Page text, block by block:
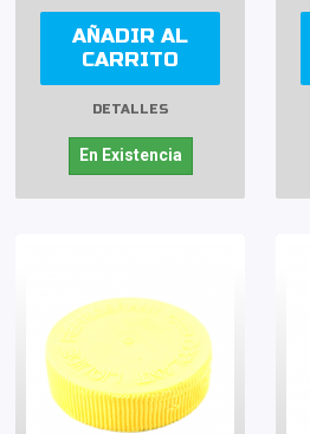
AÑADIR AL
CARRITO
DETALLES
En Existencia